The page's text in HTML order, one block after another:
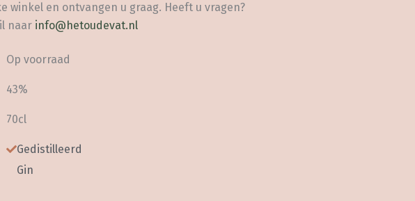
winkel en ontvangen u graag. Heeft u vragen?
naar info@hetoudevat.nl
Op voorraad
43%
70cl
Gedistilleerd
Gin